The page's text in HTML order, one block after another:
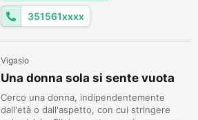
incontrare un uomo italiano, ...
351561xxxx
Vigasio
Una donna sola si sente vuota
Cerco una donna, indipendentemente
dall'età o dall'aspetto, con cui stringere